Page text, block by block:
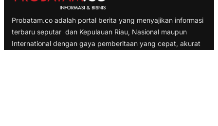
Probatam.co adalah portal berita yang menyajikan informasi
terbaru seputar dan Kepulauan Riau, Nasional maupun
International dengan gaya pemberitaan yang cepat, akurat